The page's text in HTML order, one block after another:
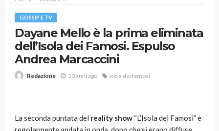
GOSSIP E TV
Dayane Mello è la prima eliminata
dell’Isola dei Famosi. Espulso
Andrea Marcaccini
Redazione 10 anni ago isola dei famosi
La seconda puntata del reality show “L’Isola dei Famosi” è